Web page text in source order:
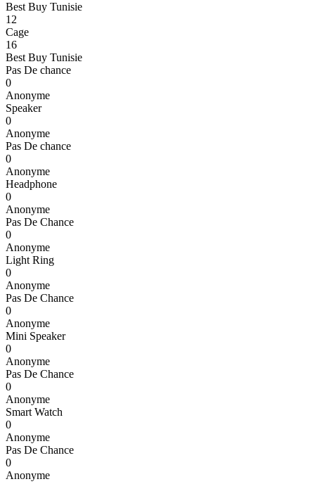
Best Buy Tunisie
12
Cage
16
Best Buy Tunisie
Pas De chance
0
Anonyme
Speaker
0
Anonyme
Pas De chance
0
Anonyme
Headphone
0
Anonyme
Pas De Chance
0
Anonyme
Light Ring
0
Anonyme
Pas De Chance
0
Anonyme
Mini Speaker
0
Anonyme
Pas De Chance
0
Anonyme
Smart Watch
0
Anonyme
Pas De Chance
0
Anonyme